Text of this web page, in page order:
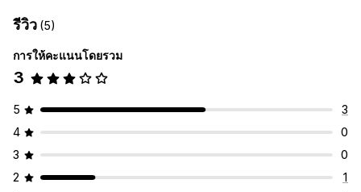
รีวิว (5)
การให้คะแนนโดยรวม
3
5
3
4
0
3
0
2
1